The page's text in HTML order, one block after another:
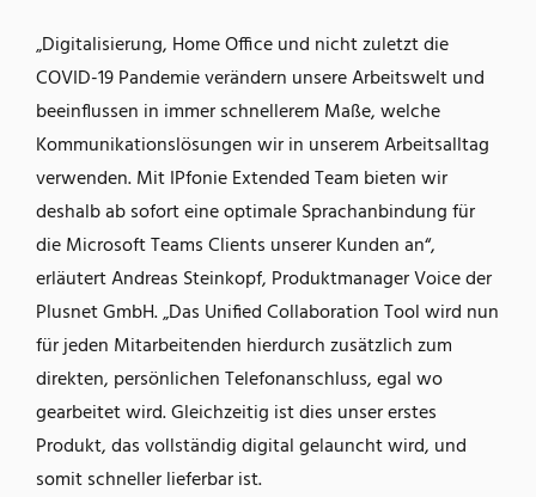
„Digitalisierung, Home Office und nicht zuletzt die
COVID-19 Pandemie verändern unsere Arbeitswelt und
beeinflussen in immer schnellerem Maße, welche
Kommunikationslösungen wir in unserem Arbeitsalltag
verwenden. Mit IPfonie Extended Team bieten wir
deshalb ab sofort eine optimale Sprachanbindung für
die Microsoft Teams Clients unserer Kunden an“,
erläutert Andreas Steinkopf, Produktmanager Voice der
Plusnet GmbH. „Das Unified Collaboration Tool wird nun
für jeden Mitarbeitenden hierdurch zusätzlich zum
direkten, persönlichen Telefonanschluss, egal wo
gearbeitet wird. Gleichzeitig ist dies unser erstes
Produkt, das vollständig digital gelauncht wird, und
somit schneller lieferbar ist.